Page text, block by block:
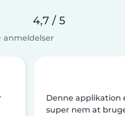
4,7 / 5
anmeldelser
Denne applikation
super nem at